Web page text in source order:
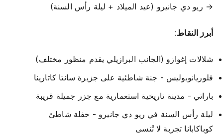
→ ريو دي جانيرو (عيد الميلاد + ليلة رأس السنة)
أبرز النقاط:
شلالات إغوازو (الجانب البرازيلي يقدم منظور مختلف)
فلوريانوبوليس - جنة شاطئية على جزيرة سانتا كاتارينا
باراتي - مدينة تاريخية استعمارية مع جزر جميلة قريبة
ليلة رأس السنة في ريو دي جانيرو - حفلة شاطئ
كوباكابانا تجربة لا تُنسى